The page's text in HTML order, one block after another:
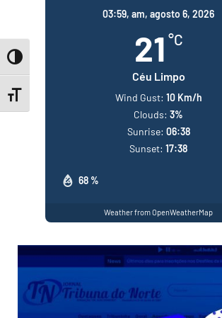
Toggle High Contrast
Toggle Font size
03:59, am, agosto 6, 2026
21 °C
Céu Limpo
68 %
Wind Gust: 10 Km/h
Clouds: 3%
Sunrise: 06:38
Sunset: 17:38
Weather from OpenWeatherMap